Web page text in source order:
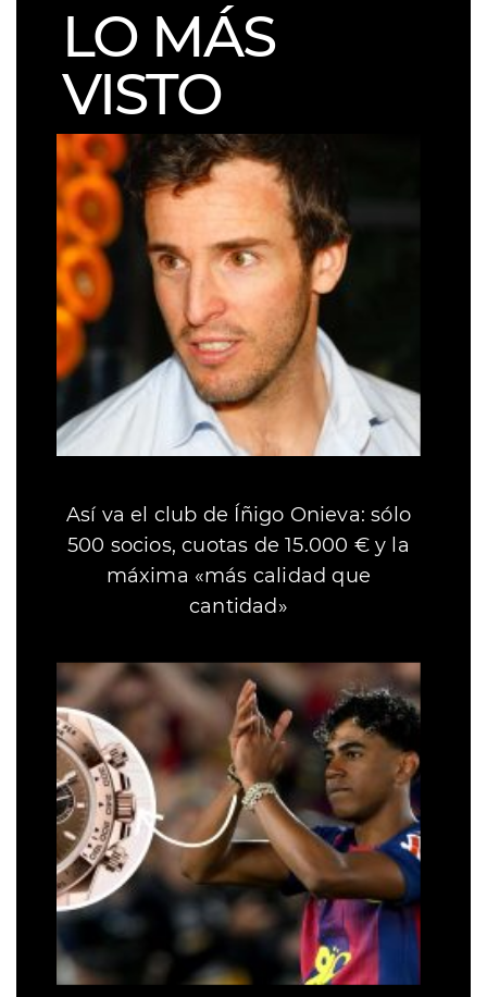
LO MÁS
VISTO
Así va el club de Íñigo Onieva: sólo
500 socios, cuotas de 15.000 € y la
máxima «más calidad que
cantidad»